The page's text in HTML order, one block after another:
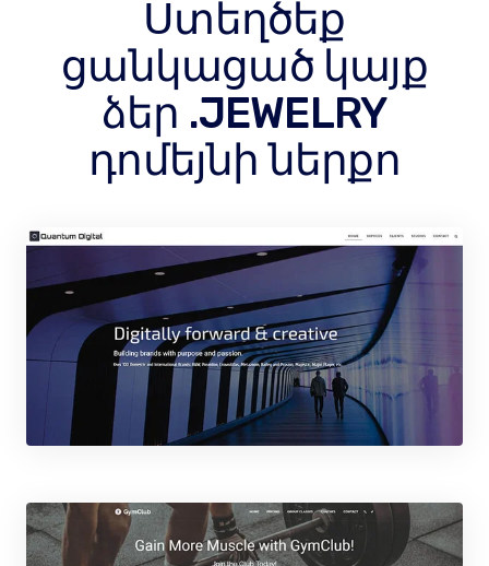
Ստեղծեք
ցանկացած կայք
ձեր .JEWELRY
դոմեյնի ներքո